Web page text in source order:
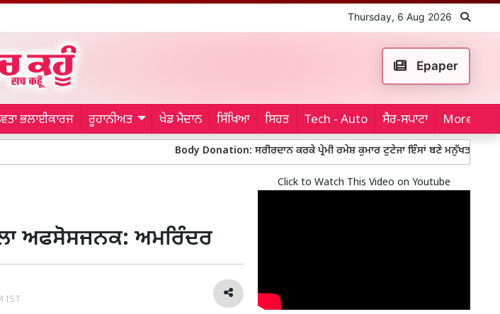
Thursday, 6 Aug 2026
Epaper
ਭਲਾਈਕਾਰਜ ਰੂਹਾਨੀਅਤ ਖੇਡ ਮੈਦਾਨ ਸਿੱਖਿਆ ਸਿਹਤ Tech - Auto ਸੈਰ-ਸਪਾਟਾ More...
Body Donation: ਸਰੀਰਦਾਨ ਕਰਕੇ ਪ੍ਰੇਮੀ ਰਮੇਸ਼ ਕੁਮਾਰ ਟੁਟੇਜਾ ਇੰਸਾਂ ਬਣੇ ਮਨੁੱਖਤਾ ਲਈ ਪ੍ਰੇਰਨਾ
ਅਫਸੋਸਜਨਕ: ਅਮਰਿੰਦਰ
IST
Click to Watch This Video on Youtube